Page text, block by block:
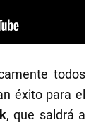
todos
éxito para el
, que saldrá a